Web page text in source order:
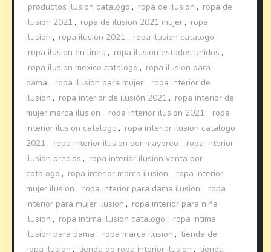
productos ilusion catalogo , ropa de ilusion , ropa de
ilusion 2021 , ropa de ilusion 2021 mujer , ropa
ilusion , ropa ilusion 2021 , ropa ilusion catalogo ,
ropa ilusion en linea , ropa ilusion estados unidos ,
ropa ilusion mexico catalogo , ropa ilusion para
dama , ropa ilusion para mujer , ropa interior de
ilusion , ropa interior de ilusión 2021 , ropa interior de
mujer marca ilusion , ropa interior ilusion 2021 , ropa
interior ilusion catalogo , ropa interior ilusion catalogo
2021 , ropa interior ilusion por mayoreo , ropa interior
ilusion precios , ropa interior ilusion venta por
catalogo , ropa interior marca ilusion , ropa interior
mujer ilusion , ropa interior para dama ilusion , ropa
interior para mujer ilusion , ropa interior para niña
ilusion , ropa intima ilusion catalogo , ropa intima
ilusion para dama , ropa marca ilusion , tienda de
ropa ilusion , tienda de ropa interior ilusion , tienda